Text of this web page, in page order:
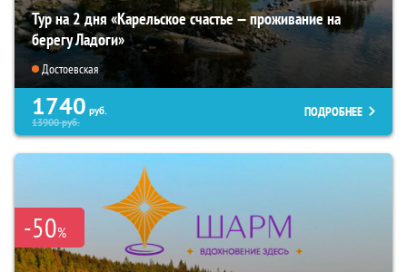
Тур на 2 дня «Карельское счастье — проживание на
берегу Ладоги»
Достоевская
1740 руб.
13900руб.
ПОДРОБНЕЕ
-50%